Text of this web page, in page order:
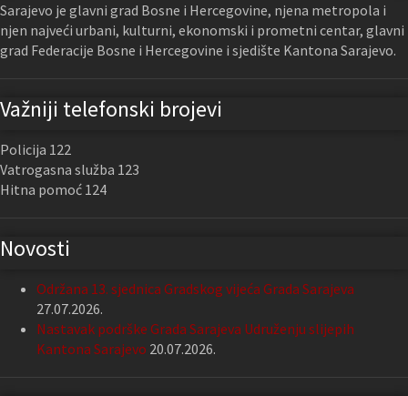
Sarajevo je glavni grad Bosne i Hercegovine, njena metropola i
njen najveći urbani, kulturni, ekonomski i prometni centar, glavni
grad Federacije Bosne i Hercegovine i sjedište Kantona Sarajevo.
Važniji telefonski brojevi
Policija 122
Vatrogasna služba 123
Hitna pomoć 124
Novosti
Održana 13. sjednica Gradskog vijeća Grada Sarajeva
27.07.2026.
Nastavak podrške Grada Sarajeva Udruženju slijepih
Kantona Sarajevo 20.07.2026.